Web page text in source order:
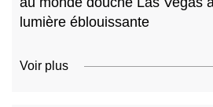
lumière éblouissante
Voir plus